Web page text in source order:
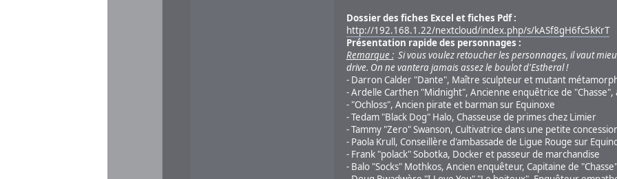
Dossier des fiches Excel et fiches Pdf :
http://192.168.1.22/nextcloud/index.php/s/kASf8gH6fc5kKrT
Présentation rapide des personnages :
Remarque :Si vous voulez retoucher les personnages, il vaut
drive. On ne vantera jamais assez le boulot d'Estheral !
- Darron Calder "Dante", Maître sculpteur et mutant
- Ardelle Carthen "Midnight", Ancienne enquêtrice de
- "Ochloss", Ancien pirate et barman sur Equinoxe
- Tedam "Black Dog" Halo, Chasseuse de primes chez Limier
- Tammy "Zero" Swanson, Cultivatrice dans une petite
- Paola Krull, Conseillère d'ambassade de Ligue Rouge sur
- Frank "polack" Sobotka, Docker et passeur de marchandise
- Balo "Socks" Mothkos, Ancien enquêteur, Capitaine de "Chasse"